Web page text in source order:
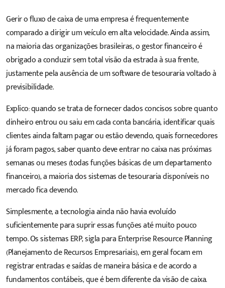
Gerir o fluxo de caixa de uma empresa é frequentemente
comparado a dirigir um veículo em alta velocidade. Ainda assim,
na maioria das organizações brasileiras, o gestor financeiro é
obrigado a conduzir sem total visão da estrada à sua frente,
justamente pela ausência de umsoftwarede tesouraria voltado à
previsibilidade.
Explico: quando se trata de fornecer dados concisos sobre quanto
dinheiro entrou ou saiu em cada conta bancária, identificar quais
clientes ainda faltam pagar ou estão devendo, quais fornecedores
já foram pagos, saber quanto deve entrar no caixa nas próximas
semanas ou meses (todas funções básicas de um departamento
financeiro), a maioria dos sistemas de tesouraria disponíveis no
mercado fica devendo.
Simplesmente, a tecnologia ainda não havia evoluído
suficientemente para suprir essas funções até muito pouco
tempo. Os sistemas ERP, sigla para Enterprise Resource Planning
(Planejamento de Recursos Empresariais), em geral focam em
registrar entradas e saídas de maneira básica e de acordo a
fundamentos contábeis, que é bem diferente da visão de caixa.